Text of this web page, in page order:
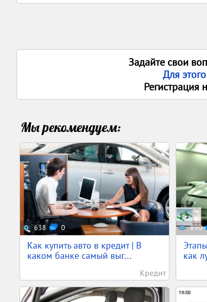
Задайте свои
Для
Регистрация
Мы рекомендуем:
638 0
Как купить авто в кредит | В
каком банке самый выг...
Кредит
890
как